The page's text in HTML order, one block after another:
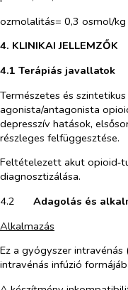
ozmolalitás= 0,3 osmol/kg
4. KLINIKAI JELLEMZŐK
4.1 Terápiás javallatok
Természetes és
agonista/antagonista
depresszív hatások,
részleges felfüggesztése.
Feltételezett akut
diagnosztizálása.
4.2​
Adagolás és
Alkalmazás
Ez a gyógyszer intravénás
intravénás infúzió